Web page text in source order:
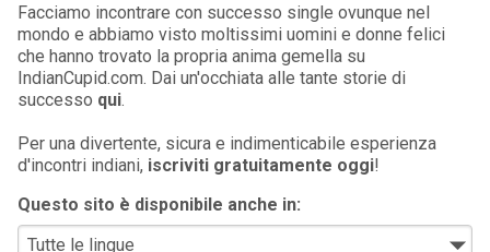
Facciamo incontrare con successo single ovunque nel
mondo e abbiamo visto moltissimi uomini e donne felici
che hanno trovato la propria anima gemella su
IndianCupid.com. Dai un'occhiata alle tante storie di
successo qui.
Per una divertente, sicura e indimenticabile esperienza
d'incontri indiani, iscriviti gratuitamente oggi!
Questo sito è disponibile anche in: